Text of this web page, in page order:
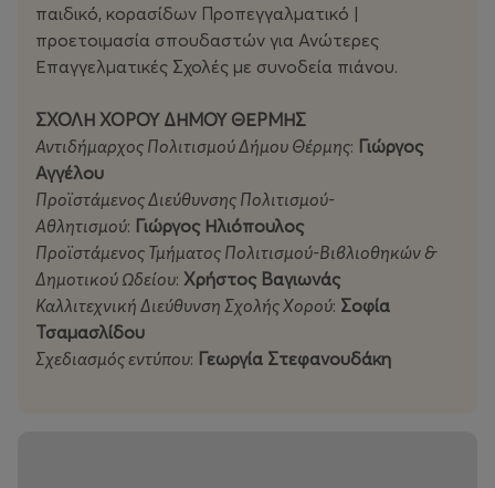
παιδικό, κορασίδων Προπεγγαλματικό |
προετοιμασία σπουδαστών για Ανώτερες
Επαγγελματικές Σχολές με συνοδεία πιάνου.
ΣΧΟΛΗ ΧΟΡΟΥ ΔΗΜΟΥ ΘΕΡΜΗΣ
Αντιδήμαρχος Πολιτισμού Δήμου Θέρμης: Γιώργος
Αγγέλου
Προϊστάμενος Διεύθυνσης Πολιτισμού-
Αθλητισμού: Γιώργος Ηλιόπουλος
Προϊστάμενος Τμήματος Πολιτισμού-Βιβλιοθηκών &
Δημοτικού Ωδείου: Χρήστος Βαγιωνάς
Καλλιτεχνική Διεύθυνση Σχολής Χορού: Σοφία
Τσαμασλίδου
Σχεδιασμός εντύπου: Γεωργία Στεφανουδάκη